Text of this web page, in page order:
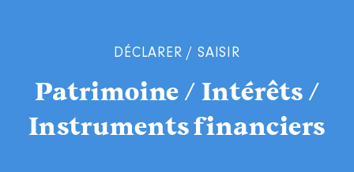
DÉCLARER / SAISIR
Patrimoine / Intérêts /
Instruments financiers